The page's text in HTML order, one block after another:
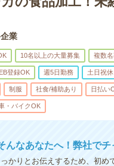
業
10名以上の大量募集 複数
登録OK 週5日勤務 土日祝休
制服 社食/補助あり 日払い
・バイクOK
んなあなたへ！弊社で
かりとお伝えするため、初め